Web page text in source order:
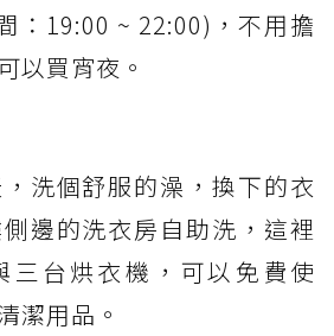
：19:00 ~ 22:00)，不用擔
以買宵夜。
洗個舒服的澡，換下的衣
邊的洗衣房自助洗，這裡
三台烘衣機，可以免費使
潔用品。